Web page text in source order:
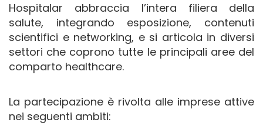
Hospitalar abbraccia l’intera filiera della
salute, integrando esposizione, contenuti
scientifici e networking, e si articola in diversi
settori che coprono tutte le principali aree del
comparto healthcare.
La partecipazione è rivolta alle imprese attive
nei seguenti ambiti: